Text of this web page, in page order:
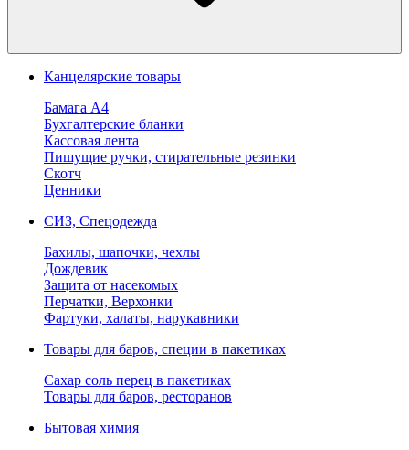
Канцелярские товары
Бамага А4
Бухгалтерские бланки
Кассовая лента
Пишущие ручки, стирательные резинки
Скотч
Ценники
СИЗ, Спецодежда
Бахилы, шапочки, чехлы
Дождевик
Защита от насекомых
Перчатки, Верхонки
Фартуки, халаты, нарукавники
Товары для баров, специи в пакетиках
Сахар соль перец в пакетиках
Товары для баров, ресторанов
Бытовая химия